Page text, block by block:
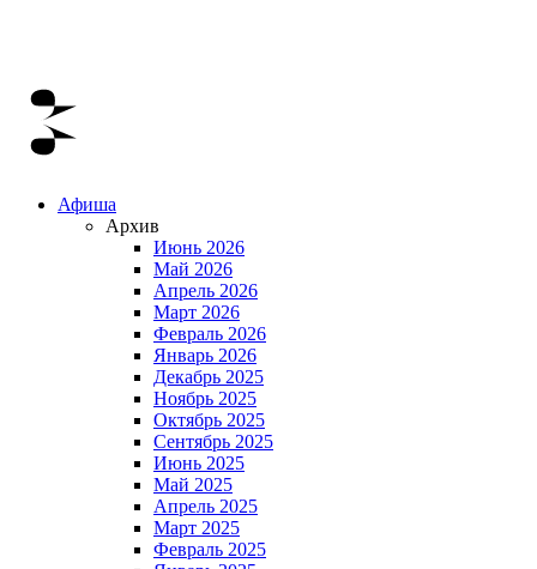
Афиша
Архив
Июнь 2026
Май 2026
Апрель 2026
Март 2026
Февраль 2026
Январь 2026
Декабрь 2025
Ноябрь 2025
Октябрь 2025
Сентябрь 2025
Июнь 2025
Май 2025
Апрель 2025
Март 2025
Февраль 2025